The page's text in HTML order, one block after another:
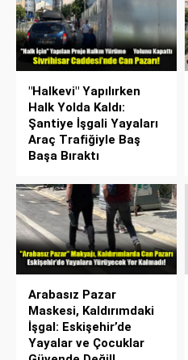
"Halkevi" Yapılırken
Halk Yolda Kaldı:
Şantiye İşgali Yayaları
Araç Trafiğiyle Baş
Başa Bıraktı
Arabasız Pazar
Maskesi, Kaldırımdaki
İşgal: Eskişehir’de
Yayalar ve Çocuklar